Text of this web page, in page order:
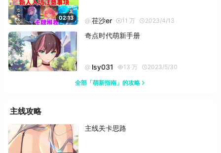
02:13 @ 荏沙er 11 万 2023/4/13
奇点时代萌新手册
@ lsy031 13 万 2023/5/30
全部「萌新指南」的攻略
主线攻略
主线关卡思路